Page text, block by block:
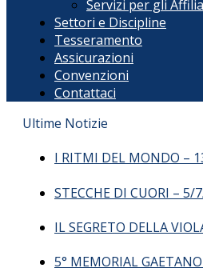
Servizi per gli
Settori e Discipline
Tesseramento
Assicurazioni
Convenzioni
Contattaci
Ultime Notizie
I RITMI DEL MONDO –
STECCHE DI CUORI –
IL SEGRETO DELLA
5° MEMORIAL